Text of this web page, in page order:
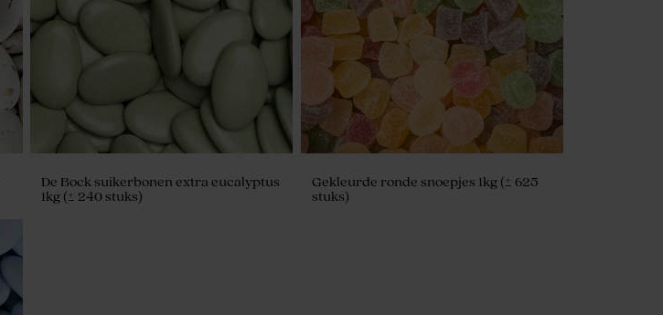
De Bock suikerbonen extra eucalyptus
1kg (± 240 stuks)
Gekleurde ronde snoepjes 1kg (± 625
stuks)